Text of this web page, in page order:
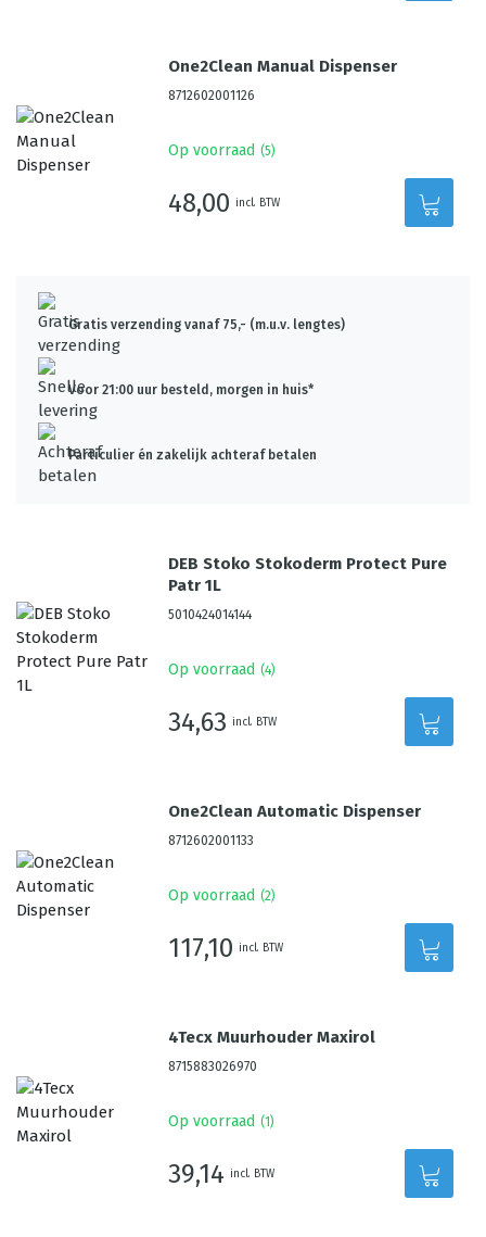
One2Clean Manual Dispenser
8712602001126
Op voorraad (5)
48,00 incl. BTW
Gratis verzending vanaf 75,- (m.u.v. lengtes)
Voor 21:00 uur besteld, morgen in huis*
Particulier én zakelijk achteraf betalen
DEB Stoko Stokoderm Protect Pure
Patr 1L
5010424014144
Op voorraad (4)
34,63 incl. BTW
One2Clean Automatic Dispenser
8712602001133
Op voorraad (2)
117,10 incl. BTW
4Tecx Muurhouder Maxirol
8715883026970
Op voorraad (1 )
39,14 incl. BTW